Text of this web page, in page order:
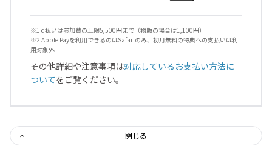
※1 d払いは参加費の上限5,500円まで（物販の場合は1,100円）
※2 Apple Payを利用できるのはSafariのみ、初月無料の特典への支払いは利
用対象外
その他詳細や注意事項は対応しているお支払い方法に
ついてをご覧ください。
閉じる